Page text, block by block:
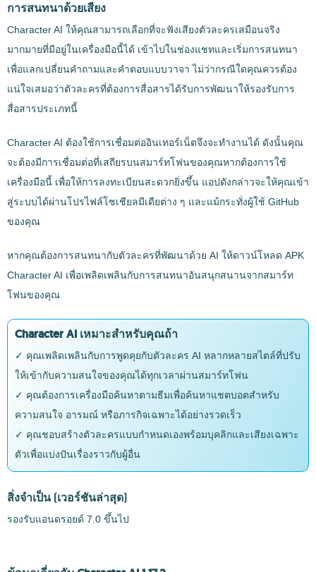
การสนทนาด้วยเสียง
Character AI ให้คุณสามารถเลือกที่จะฟังเสียงตัวละครเสมือนจริง
มากมายที่มีอยู่ในเครื่องมือนี้ได้ เข้าไปในช่องแชทและเริ่มการสนทนา
เพื่อแลกเปลี่ยนคำถามและคำตอบแบบวาจา ไม่ว่ากรณีใดคุณควรต้อง
แน่ใจเสมอว่าตัวละครที่ต้องการสื่อสารได้รับการพัฒนาให้รองรับการ
สื่อสารประเภทนี้
Character AI ต้องใช้การเชื่อมต่ออินเทอร์เน็ตจึงจะทำงานได้ ดังนั้นคุณ
จะต้องมีการเชื่อมต่อที่เสถียรบนสมาร์ทโฟนของคุณหากต้องการใช้
เครื่องมือนี้ เพื่อให้การลงทะเบียนสะดวกยิ่งขึ้น แอปดังกล่าวจะให้คุณเข้า
สู่ระบบได้ผ่านโปรไฟล์โซเชียลมีเดียต่าง ๆ และแม้กระทั่งผู้ใช้ GitHub
ของคุณ
หากคุณต้องการสนทนากับตัวละครที่พัฒนาด้วย AI ให้ดาวน์โหลด APK
Character AI เพื่อเพลิดเพลินกับการสนทนาอันสนุกสนานจากสมาร์ท
โฟนของคุณ
Character AI เหมาะสำหรับคุณถ้า
✓ คุณเพลิดเพลินกับการพูดคุยกับตัวละคร AI หลากหลายสไตล์ที่ปรับ
ให้เข้ากับความสนใจของคุณได้ทุกเวลาผ่านสมาร์ทโฟน
✓ คุณต้องการเครื่องมือค้นหาตามธีมเพื่อค้นหาแชตบอตสำหรับ
ความสนใจ อารมณ์ หรือภารกิจเฉพาะได้อย่างรวดเร็ว
✓ คุณชอบสร้างตัวละครแบบกำหนดเองพร้อมบุคลิกและเสียงเฉพาะ
ตัวเพื่อแบ่งปันเรื่องราวกับผู้อื่น
สิ่งจำเป็น (เวอร์ชันล่าสุด)
รองรับแอนดรอยด์ 7.0 ขึ้นไป